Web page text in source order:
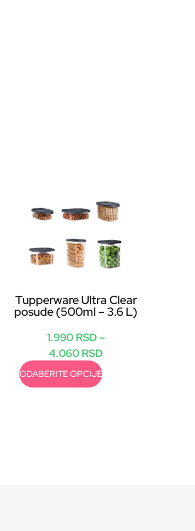
Tupperware Ultra Clear
posude (500ml – 3.6 L)
1.990 RSD–
4.060 RSD
ODABERITE OPCIJE